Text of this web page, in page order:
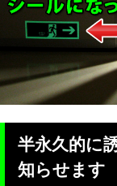
半永久的に
知らせます